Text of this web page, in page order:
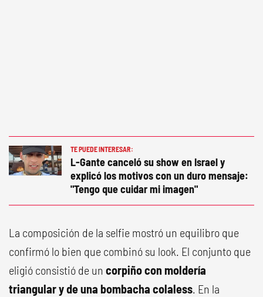
TE PUEDE INTERESAR:
L-Gante canceló su show en Israel y
explicó los motivos con un duro mensaje:
"Tengo que cuidar mi imagen"
La composición de la selfie mostró un equilibro que
confirmó lo bien que combinó su look. El conjunto que
eligió consistió de un corpiño con moldería
triangular y de una bombacha colaless. En la